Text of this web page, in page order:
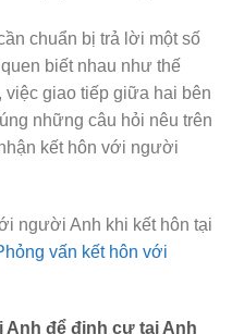
chuẩn bị trả lời một số
biết nhau như thế
việc giao tiếp giữa hai bên
những câu hỏi nêu trên
kết hôn với người
người Anh khi kết hôn tại
vấn kết hôn với
để định cư tại Anh